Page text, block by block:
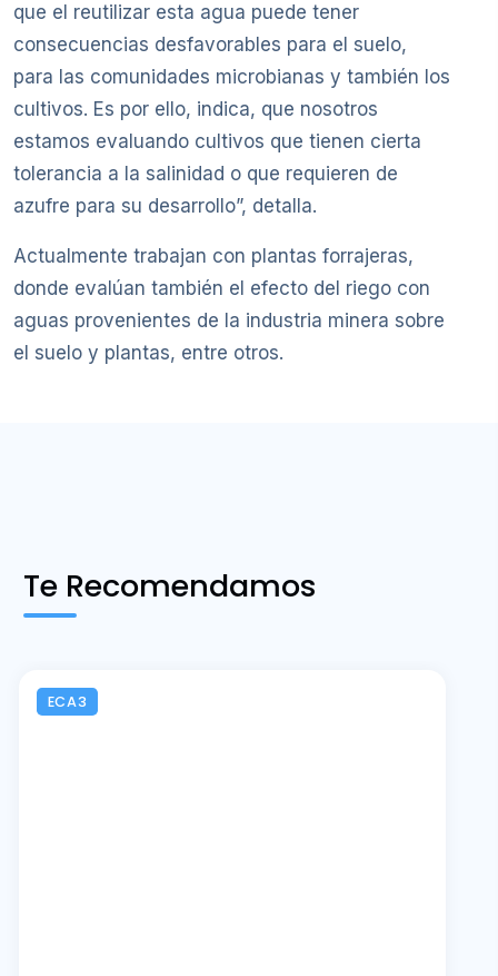
que el reutilizar esta agua puede tener
consecuencias desfavorables para el suelo,
para las comunidades microbianas y también los
cultivos. Es por ello, indica, que nosotros
estamos evaluando cultivos que tienen cierta
tolerancia a la salinidad o que requieren de
azufre para su desarrollo”, detalla.
Actualmente trabajan con plantas forrajeras,
donde evalúan también el efecto del riego con
aguas provenientes de la industria minera sobre
el suelo y plantas, entre otros.
Te Recomendamos
ECA3